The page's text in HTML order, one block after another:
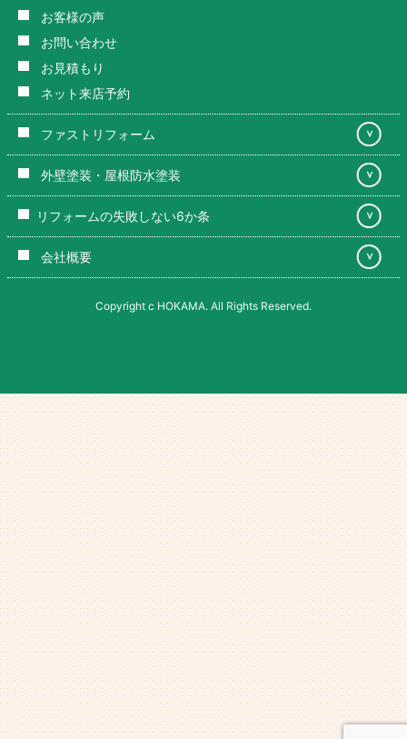
お客様の声
お問い合わせ
お見積もり
ネット来店予約
ファストリフォーム ＞
外壁塗装・屋根防水塗装 ＞
リフォームの失敗しない6か条 ＞
会社概要 ＞
Copyright c HOKAMA. All Rights Reserved.